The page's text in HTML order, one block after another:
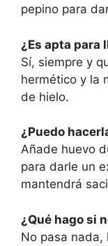
pepino para
¿Es apta para
Sí, siempre y
hermético y la
de hielo.
¿Puedo
Añade huevo
para darle un
mantendrá
¿Qué hago si
No pasa nada,